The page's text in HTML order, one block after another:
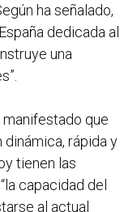
ha señalado,
dedicada al
una
manifestado que
dinámica, rápida y
tienen las
capacidad del
al actual